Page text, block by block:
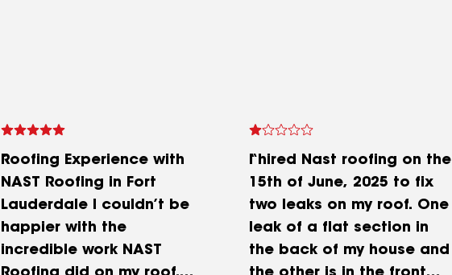
Roofing Experience with
NAST Roofing in Fort
Lauderdale I couldn’t be
happier with the
incredible work NAST
I hired Nast roofing on the
15th of June, 2025 to fix
two leaks on my roof. One
leak of a flat section in
the back of my house and